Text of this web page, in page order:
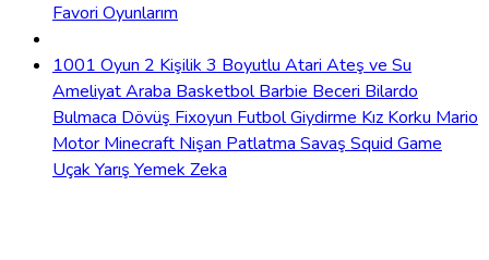
Favori Oyunlarım
1001 Oyun 2 Kişilik 3 Boyutlu Atari Ateş ve Su
AmeliyatAraba BasketbolBarbie Beceri Bilardo
Bulmaca Dövüş Fixoyun FutbolGiydirme Kız Korku Mario
Motor Minecraft Nişan Patlatma Savaş Squid Game
Uçak Yarış Yemek Zeka